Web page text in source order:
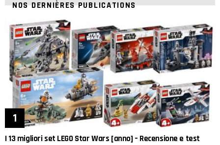
NOS DERNIÈRES PUBLICATIONS
I 13 migliori set LEGO Star Wars [anno] – Recensione e test